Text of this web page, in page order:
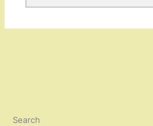
Search